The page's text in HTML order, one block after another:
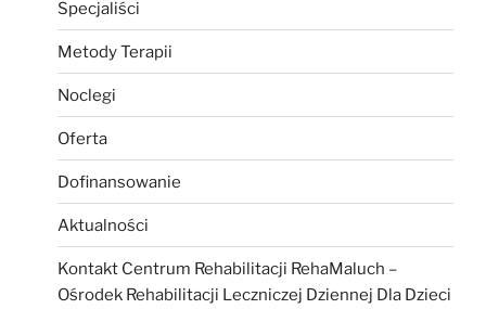
Specjaliści
Metody Terapii
Noclegi
Oferta
Dofinansowanie
Aktualności
Kontakt Centrum Rehabilitacji RehaMaluch –
Ośrodek Rehabilitacji Leczniczej Dziennej Dla Dzieci